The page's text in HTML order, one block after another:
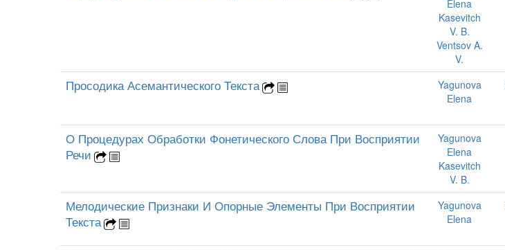
Elena
Kasevitch
V. B.
Ventsov A.
V.
Просодика Асемантического Текста
Yagunova
Elena
О Процедурах Обработки Фонетического Слова При Восприятии
Речи
Yagunova
Elena
Kasevitch
V. B.
Мелодические Признаки И Опорные Элементы При Восприятии
Текста
Yagunova
Elena